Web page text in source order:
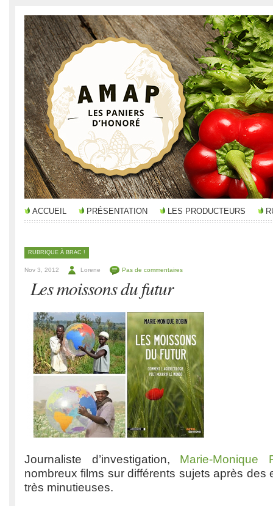
ACCUEIL PRÉSENTATION LES PRODUCTEURS
RUBRIQUE À BRAC !
Nov 3, 2012 Lorene Pas de commentaires
Les moissons du futur
Journaliste d’investigation, Marie-
nombreux films sur différents sujets après des
très minutieuses.